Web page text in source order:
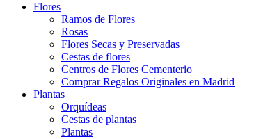
Flores
Ramos de Flores
Rosas
Flores Secas y Preservadas
Cestas de flores
Centros de Flores Cementerio
Comprar Regalos Originales en Madrid
Plantas
Orquídeas
Cestas de plantas
Plantas